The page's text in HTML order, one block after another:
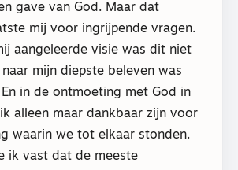
gave van God. Maar dat
mij voor ingrijpende vragen.
aangeleerde visie was dit niet
naar mijn diepste beleven was
in de ontmoeting met God in
alleen maar dankbaar zijn voor
waarin we tot elkaar stonden.
ik vast dat de meeste